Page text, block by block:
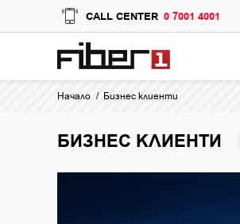
CALL CENTER 0 7001 4001
Начало Бизнес клиенти
БИЗНЕС КЛИЕНТИ